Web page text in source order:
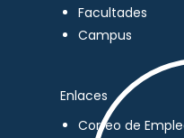
Facultades
Campus
Enlaces
Correo de